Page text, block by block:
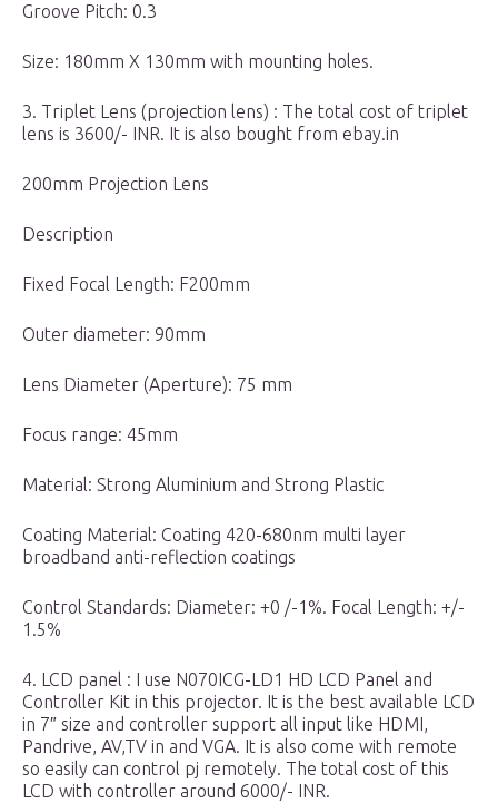
Groove Pitch: 0.3
Size: 180mm X 130mm with mounting holes.
3. Triplet Lens (projection lens) : The total cost of triplet
lens is 3600/- INR. It is also bought from ebay.in
200mm Projection Lens
Description
Fixed Focal Length: F200mm
Outer diameter: 90mm
Lens Diameter (Aperture): 75 mm
Focus range: 45mm
Material: Strong Aluminium and Strong Plastic
Coating Material: Coating 420-680nm multi layer
broadband anti-reflection coatings
Control Standards: Diameter: +0 /-1%. Focal Length: +/-
1.5%
4. LCD panel : I use N070ICG-LD1 HD LCD Panel and
Controller Kit in this projector. It is the best available LCD
in 7″ size and controller support all input like HDMI,
Pandrive, AV,TV in and VGA. It is also come with remote
so easily can control pj remotely. The total cost of this
LCD with controller around 6000/- INR.